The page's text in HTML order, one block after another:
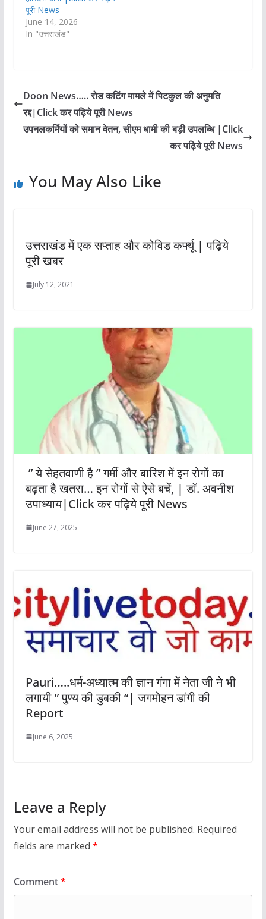
पूरी News
June 14, 2026
In "उत्तराखंड"
Doon News….. रोड कटिंग मामले में पिटकुल की अनुमति
रद्द|Click कर पढ़िये पूरी News
उपनलकर्मियों को समान वेतन, सीएम धामी की बड़ी उपलब्धि |Click
कर पढ़िये पूरी News
You May Also Like
उत्तराखंड में एक सप्ताह और कोविड कर्फ्यू | पढ़िये
पूरी खबर
July 12, 2021
‎ ” ये सेहतवाणी है ” गर्मी और बारिश में इन रोगों का
बढ़ता है खतरा… इन रोगों से ऐसे बचें, | डॉ. अवनीश
उपाध्याय|Click कर पढ़िये पूरी News
June 27, 2025
Pauri…..धर्म-अध्यात्म की ज्ञान गंगा में नेता जी ने भी
लगायी ” पुण्य की डुबकी “| जगमोहन डांगी की
Report
June 6, 2025
Leave a Reply
Your email address will not be published. Required
fields are marked *
Comment*